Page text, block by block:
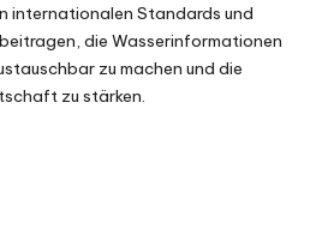
internationalen Standards und
die Wasserinformationen
zu machen und die
zu stärken.